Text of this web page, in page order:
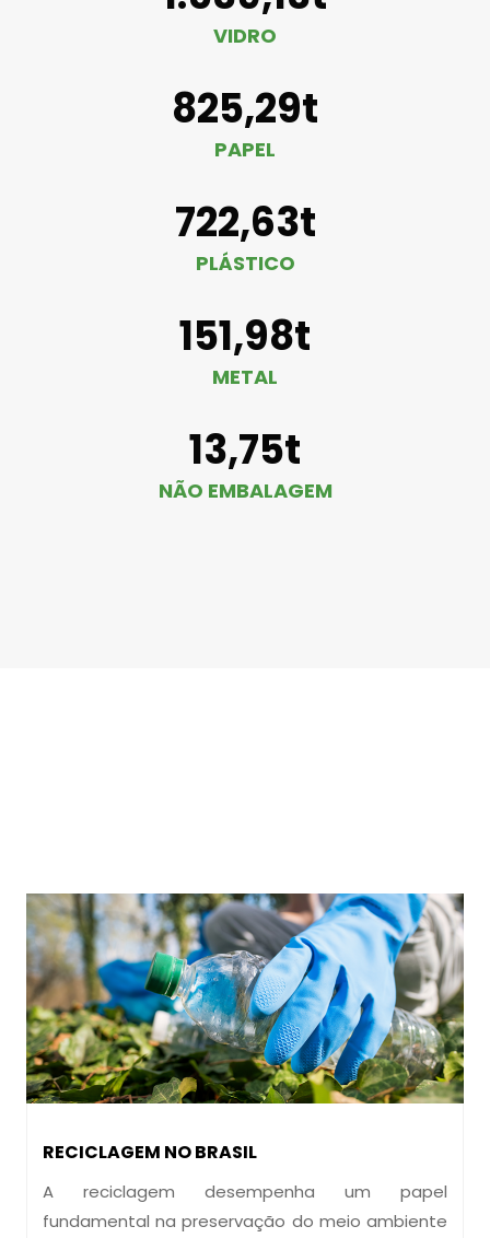
VIDRO
825,29t
PAPEL
722,63t
PLÁSTICO
151,98t
METAL
13,75t
NÃO EMBALAGEM
RECICLAGEM NO BRASIL
A reciclagem desempenha um papel
fundamental na preservação do meio ambiente